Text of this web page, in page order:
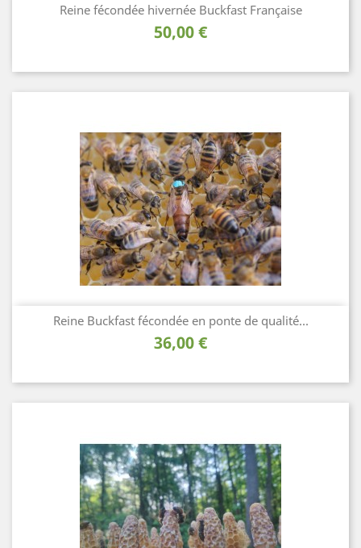
Reine fécondée hivernée Buckfast Française
Prix
50,00 €
Reine Buckfast fécondée en ponte de qualité...
Prix
36,00 €